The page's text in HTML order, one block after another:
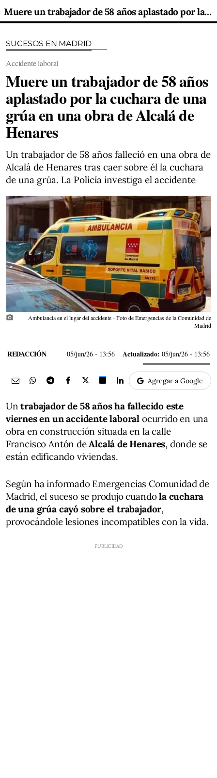
Muere un trabajador de 58 años aplastado por la cuchara de una grúa en una obra de Alcalá de Henares
SUCESOS EN MADRID
Accidente laboral
Muere un trabajador de 58 años
aplastado por la cuchara de una
grúa en una obra de Alcalá de
Henares
Un trabajador de 58 años falleció en una obra de
Alcalá de Henares tras caer sobre él la cuchara
de una grúa. La Policía investiga el accidente
photo_camera
Ambulancia en el lugar del accidente - Foto de Emergencias de la Comunidad de
Madrid
REDACCIÓN 05/jun/26 - 13:56 Actualizado: 05/jun/26 - 13:56
Agregar a Google
Untrabajador de 58 años ha fallecido este
viernes en un accidente laboral ocurrido en una
obra en construcción situada en la calle
Francisco Antón deAlcalá de Henares, donde se
están edificando viviendas.
Según ha informado Emergencias Comunidad de
Madrid, el suceso se produjo cuandola cuchara
de una grúa cayó sobre el trabajador,
provocándole lesiones incompatibles con la vida.